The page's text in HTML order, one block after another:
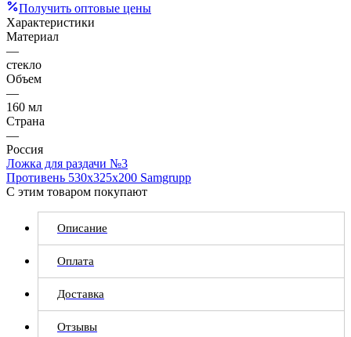
Получить оптовые цены
Характеристики
Материал
—
стекло
Объем
—
160 мл
Страна
—
Россия
Ложка для раздачи №3
Противень 530х325х200 Samgrupp
С этим товаром покупают
Описание
Оплата
Доставка
Отзывы